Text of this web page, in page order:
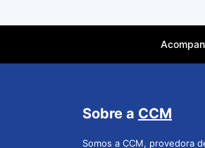
Sobre a CCM
Somos a CCM, provedora